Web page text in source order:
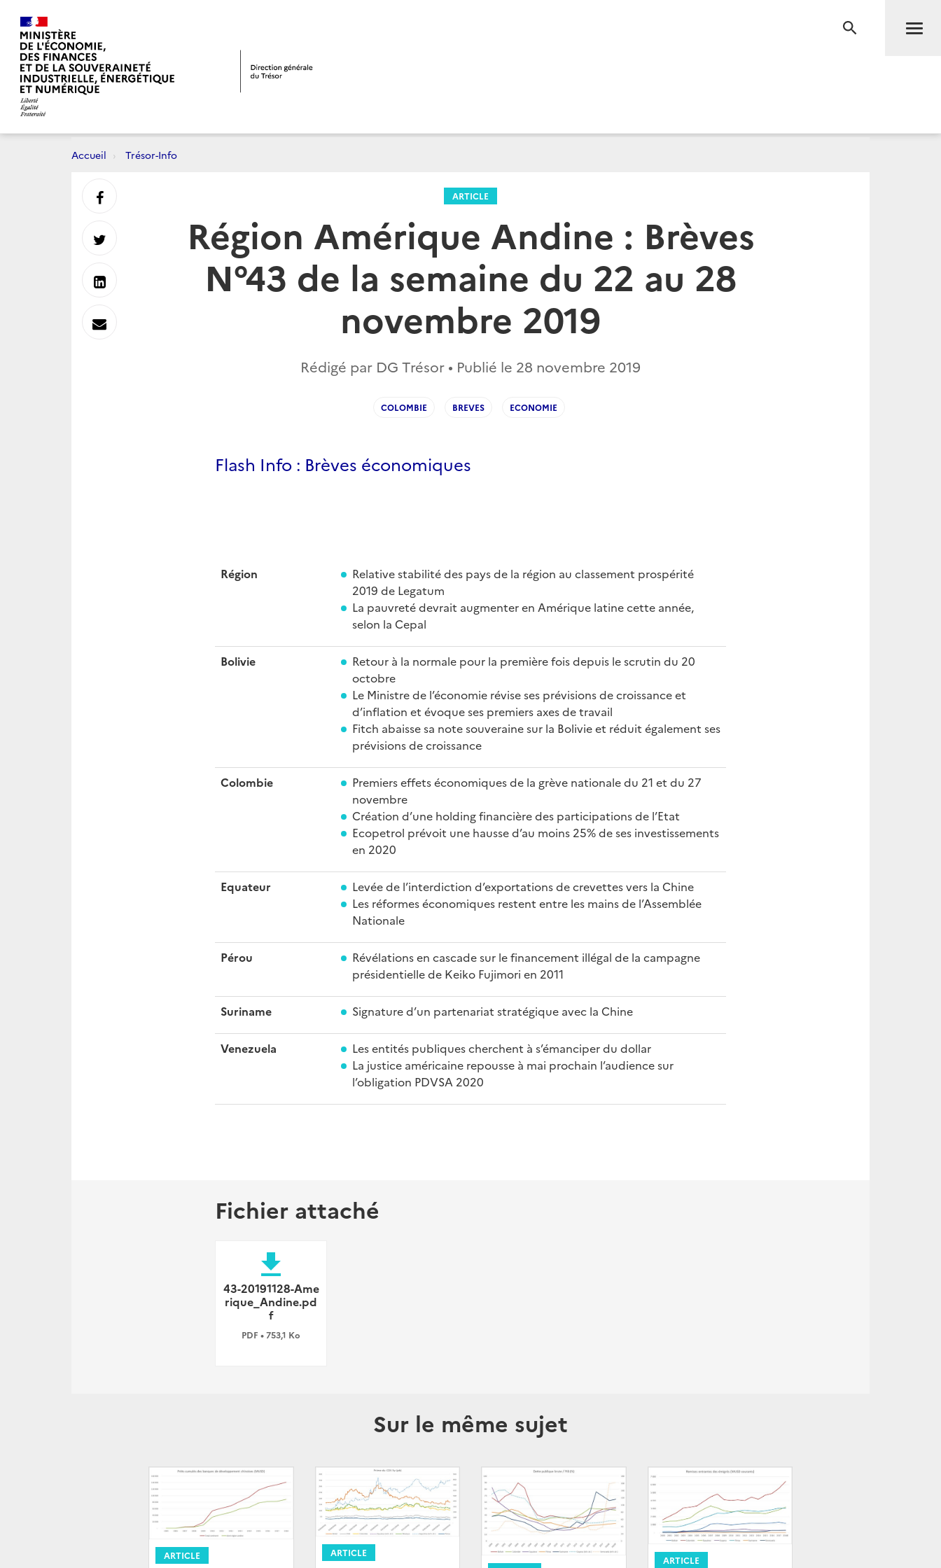
RECHERCHE
Accueil Trésor-Info
ARTICLE
Région Amérique Andine : Brèves
N°43 de la semaine du 22 au 28
novembre 2019
Rédigé par DG Trésor • Publié le 28 novembre 2019
COLOMBIE BREVES ECONOMIE
Flash Info : Brèves économiques
Région
Relative stabilité des pays de la région au classement prospérité
2019 de Legatum
La pauvreté devrait augmenter en Amérique latine cette année,
selon la Cepal
Bolivie
Retour à la normale pour la première fois depuis le scrutin du 20
octobre
Le Ministre de l’économie révise ses prévisions de croissance et
d’inflation et évoque ses premiers axes de travail
Fitch abaisse sa note souveraine sur la Bolivie et réduit également ses
prévisions de croissance
Colombie
Premiers effets économiques de la grève nationale du 21 et du 27
novembre
Création d’une holding financière des participations de l’Etat
Ecopetrol prévoit une hausse d’au moins 25% de ses investissements
en 2020
Equateur
Levée de l’interdiction d’exportations de crevettes vers la Chine
Les réformes économiques restent entre les mains de l’Assemblée
Nationale
Pérou
Révélations en cascade sur le financement illégal de la campagne
présidentielle de Keiko Fujimori en 2011
Suriname Signature d’un partenariat stratégique avec la Chine
Venezuela
Les entités publiques cherchent à s’émanciper du dollar
La justice américaine repousse à mai prochain l’audience sur
l’obligation PDVSA 2020
Fichier attaché
file_download
43-20191128-Ame
rique_Andine.pd
f
PDF • 753,1 Ko
Sur le même sujet
ARTICLE ARTICLE
ARTICLE
Partager
sur
Partager
sur
Partager
sur
Envoyer